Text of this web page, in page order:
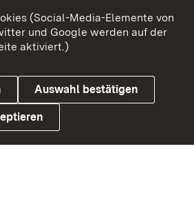
Datenschutz
(Social-Media-Elemente von
und Google werden auf der
aktiviert.)
Auswahl bestätigen